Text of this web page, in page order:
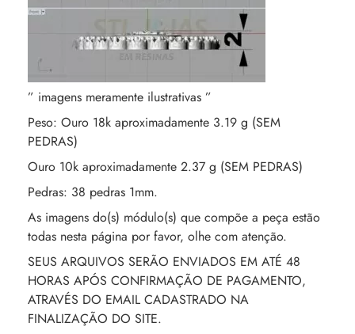
” imagens meramente ilustrativas ”
Peso: Ouro 18k aproximadamente 3.19 g (SEM
PEDRAS)
Ouro 10k aproximadamente 2.37 g (SEM PEDRAS)
Pedras: 38 pedras 1mm.
As imagens do(s) módulo(s) que compõe a peça estão
todas nesta página por favor, olhe com atenção.
SEUS ARQUIVOS SERÃO ENVIADOS EM ATÉ 48
HORAS APÓS CONFIRMAÇÃO DE PAGAMENTO,
ATRAVÉS DO EMAIL CADASTRADO NA
FINALIZAÇÃO DO SITE.